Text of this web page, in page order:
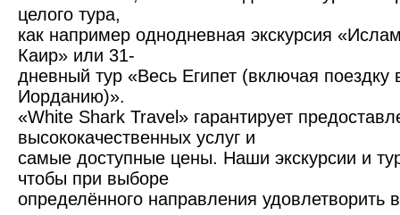
целого тура,
как например однодневная экскурсия
Каир» или 31-
дневный тур «Весь Египет (включая поездку
Иорданию)».
«White Shark Travel» гарантирует
высококачественных услуг и
самые доступные цены. Наши экскурсии и
чтобы при выборе
определённого направления удовлетворить